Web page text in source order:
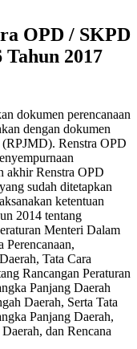
OPD / SKPD
Tahun 2017
dokumen perencanaan
dengan dokumen
(RPJMD). Renstra OPD
akhir Renstra OPD
sudah ditetapkan
ketentuan
2014 tentang
Menteri Dalam
Perencanaan,
Tata Cara
Rancangan Peraturan
Panjang Daerah
Daerah, Serta Tata
Panjang Daerah,
dan Rencana